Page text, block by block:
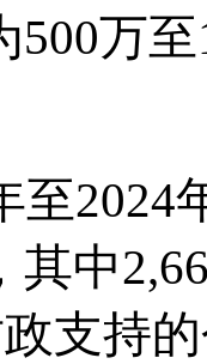
500万
至2024
其中
支持